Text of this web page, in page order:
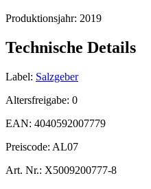
Produktionsjahr: 2019
Technische Details
Label: Salzgeber
Altersfreigabe: 0
EAN: 4040592007779
Preiscode: AL07
Art. Nr.: X5009200777-8